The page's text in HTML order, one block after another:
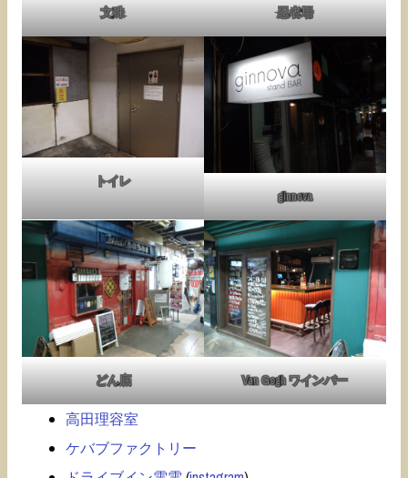
文殊 忍者場
トイレ
ginnova
どん底 Van Gogh ワインバー
高田理容室
ケバブファクトリー